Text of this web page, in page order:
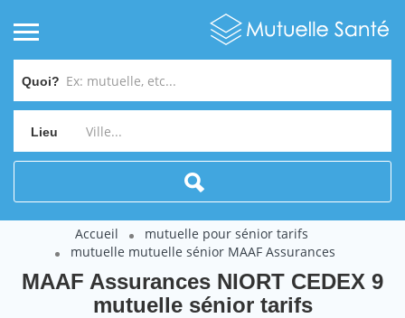
Quoi?
Lieu
Accueil
mutuelle pour sénior tarifs
mutuelle mutuelle sénior MAAF Assurances
MAAF Assurances NIORT CEDEX 9
mutuelle sénior tarifs